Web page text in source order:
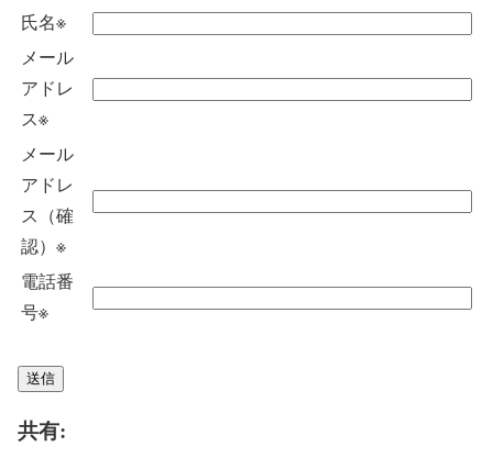
氏名※
メール
アドレ
ス※
メール
アドレ
ス（確
認） ※
電話番
号※
共有: